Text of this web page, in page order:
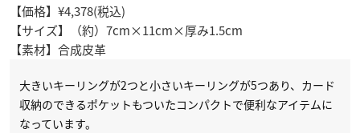
【価格】¥4,378(税込)
【サイズ】（約）7cm×11cm×厚み1.5cm
【素材】合成皮革
大きいキーリングが2つと小さいキーリングが5つあり、カード
収納のできるポケットもついたコンパクトで便利なアイテムに
なっています。